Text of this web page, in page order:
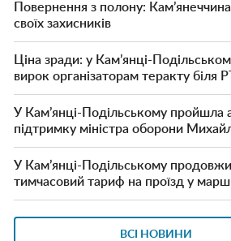
Повернення з полону: Кам’янеччина
своїх захисників
Ціна зради: у Кам’янці-
вирок організаторам теракту біля
У Кам’янці-Подільському пройшла
підтримку міністра оборони
У Кам’янці-Подільському
тимчасовий тариф на проїзд у
ВСІ НОВИНИ